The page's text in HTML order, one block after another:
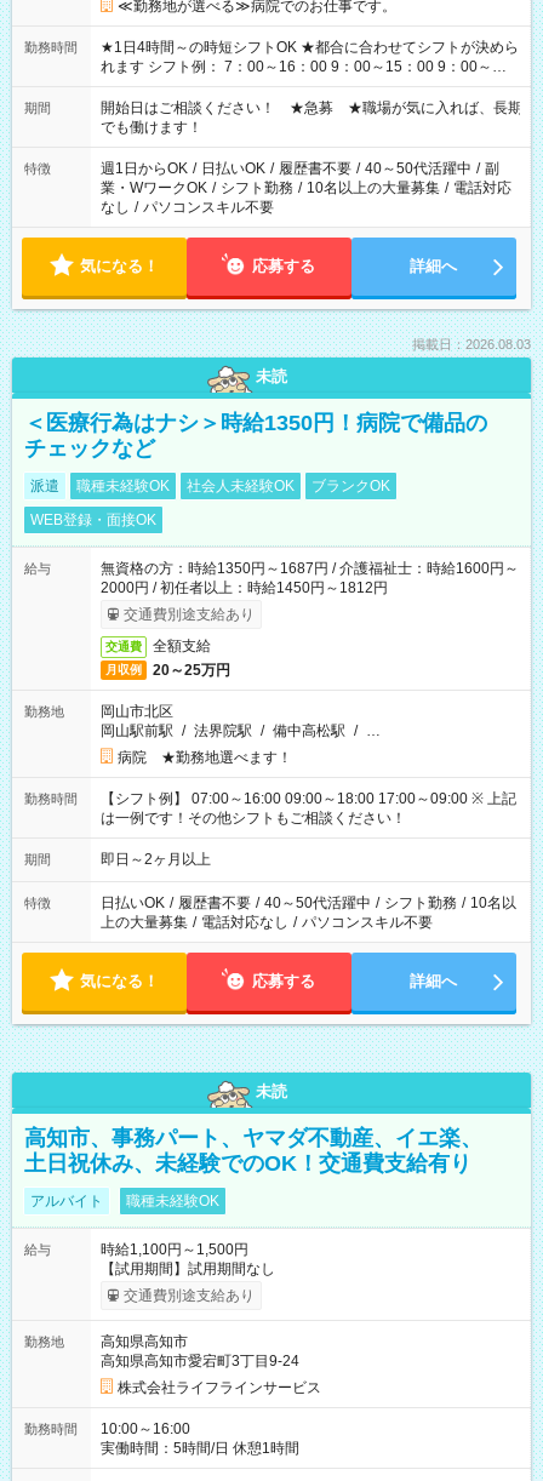
≪勤務地が選べる≫病院でのお仕事です。
勤務時間
★1日4時間～の時短シフトOK ★都合に合わせてシフトが決めら
れます シフト例： 7：00～16：00 9：00～15：00 9：00～
18：00 11：00～20：00 など ※Wワークの場合、他のお仕事と
合わせ週40時間超の就業はご案内できません ※法令に基づき、
週20時間以上勤務は社会保険への加入対象となります ※労働者
派遣法（日雇い派遣の原則禁止）により、短時間・短期間の就
業はご案内が難しい場合があります
期間
開始日はご相談ください！ ★急募 ★職場が気に入れば、長期
でも働けます！
特徴 週1日からOK / 日払いOK / 履歴書不要 / 40～50代活躍中 / 副
業・WワークOK / シフト勤務 / 10名以上の大量募集 / 電話対応
なし / パソコンスキル不要
気になる！ 応募する 詳細へ
掲載日：2026.08.03
未読
＜医療行為はナシ＞時給1350円！病院で備品の
チェックなど
派遣 職種未経験OK 社会人未経験OK
ブランクOK
WEB登録・面接OK
給与
無資格の方：時給1350円～1687円 / 介護福祉士：時給1600円～
2000円 / 初任者以上：時給1450円～1812円
交通費別途支給あり
交通費 全額支給
月収例 20～25万円
勤務地
岡山市北区
岡山駅前駅 / 法界院駅 / 備中高松駅 / …
病院 ★勤務地選べます！
勤務時間
【シフト例】 07:00～16:00 09:00～18:00 17:00～09:00 ※ 上記
は一例です！その他シフトもご相談ください！
期間 即日～2ヶ月以上
特徴 日払いOK / 履歴書不要 / 40～50代活躍中 / シフト勤務 / 10名以
上の大量募集 / 電話対応なし / パソコンスキル不要
気になる！ 応募する 詳細へ
未読
高知市、事務パート、ヤマダ不動産、イエ楽、
土日祝休み、未経験でのOK！交通費支給有り
アルバイト 職種未経験OK
給与
時給1,100円～1,500円
【試用期間】試用期間なし
交通費別途支給あり
勤務地
高知県高知市
高知県高知市愛宕町3丁目9-24
株式会社ライフラインサービス
勤務時間
10:00～16:00
実働時間：5時間/日 休憩1時間